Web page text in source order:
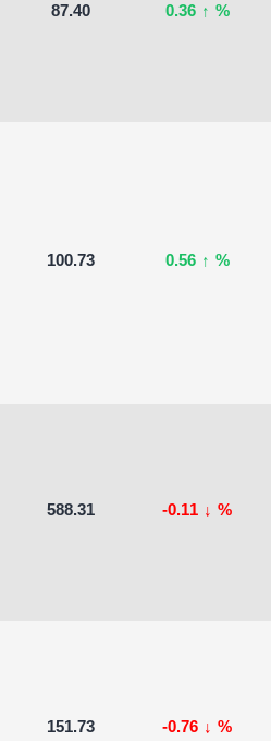
87.40 0.36 ↑ %
100.73 0.56 ↑ %
588.31 -0.11 ↓ %
151.73 -0.76 ↓ %